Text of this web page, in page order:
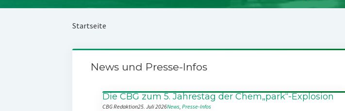
Startseite
News und Presse-Infos
Die CBG zum 5. Jahrestag der Chem„park“-Explosion
CBG Redaktion25. Juli 2026News, Presse-Infos